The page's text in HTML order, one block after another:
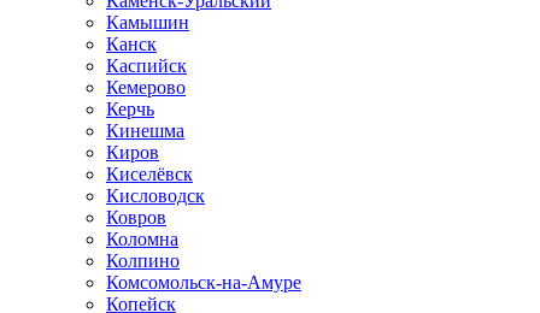
Камышин
Канск
Каспийск
Кемерово
Керчь
Кинешма
Киров
Киселёвск
Кисловодск
Ковров
Коломна
Колпино
Комсомольск-на-Амуре
Копейск